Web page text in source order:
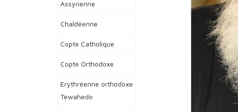
Assyrienne
Chaldéenne
Copte Catholique
Copte Orthodoxe
Erythréenne orthodoxe
Tewahedo